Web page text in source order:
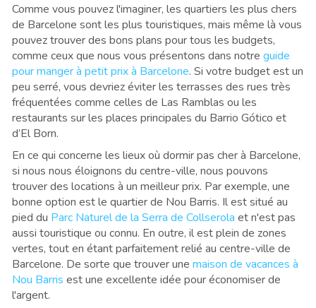
Comme vous pouvez l'imaginer, les quartiers les plus chers
de Barcelone sont les plus touristiques, mais même là vous
pouvez trouver des bons plans pour tous les budgets,
comme ceux que nous vous présentons dans notre guide
pour manger à petit prix à Barcelone. Si votre budget est un
peu serré, vous devriez éviter les terrasses des rues très
fréquentées comme celles de Las Ramblas ou les
restaurants sur les places principales du Barrio Gótico et
d’El Born.
En ce qui concerne les lieux où dormir pas cher à Barcelone,
si nous nous éloignons du centre-ville, nous pouvons
trouver des locations à un meilleur prix. Par exemple, une
bonne option est le quartier de Nou Barris. Il est situé au
pied du Parc Naturel de la Serra de Collserola et n'est pas
aussi touristique ou connu. En outre, il est plein de zones
vertes, tout en étant parfaitement relié au centre-ville de
Barcelone. De sorte que trouver une maison de vacances à
Nou Barris est une excellente idée pour économiser de
l'argent.